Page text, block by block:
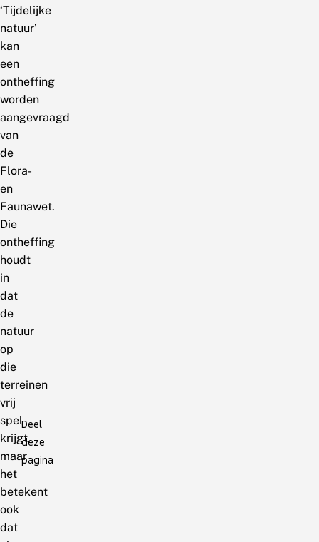
‘Tijdelijke
natuur’
kan
een
ontheffing
worden
aangevraagd
van
de
Flora-
en
Faunawet.
Die
ontheffing
houdt
in
dat
de
natuur
op
die
terreinen
vrij
spel
krijgt,
maar
het
betekent
ook
dat
Deel
deze
pagina